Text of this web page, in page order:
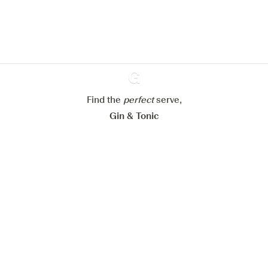
Ginventory
Find the perfectserve,
Gin & Tonic
Paramétrer mes cookies
Refuser tout Accepter tout